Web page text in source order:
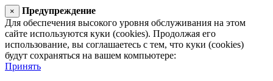
×
Предупреждение
Для обеспечения высокого уровня обслуживания на этом
сайте используются куки (cookies). Продолжая его
использование, вы соглашаетесь с тем, что куки (cookies)
будут сохраняться на вашем компьютере:
Принять